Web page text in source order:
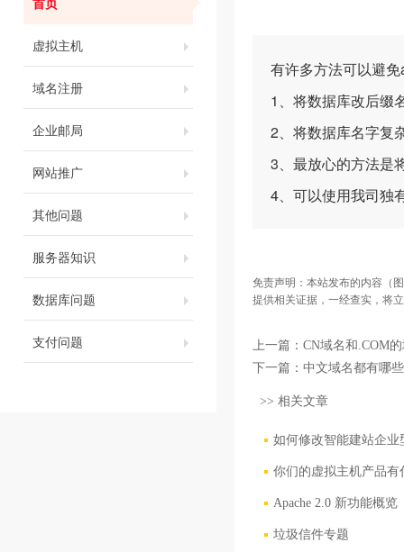
虚拟主机
域名注册
企业邮局
网站推广
其他问题
服务器知识
数据库问题
支付问题
有许多方法可以避
1、将数据库改后缀
2、将数据库名字复
3、最放心的方法是
4、可以使用我司独
免责声明：本站发布的内容（
提供相关证据，一经查实，将
上一篇： CN域名和.COM
下一篇： 中文域名都有哪
>> 相关文章
如何修改智能建站企
你们的虚拟主机产品有
Apache 2.0 新功能概览
垃圾信件专题